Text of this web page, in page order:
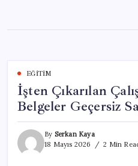
content
EĞITIM
İşten Çıkarılan
Belgeler Geçersiz
By Serkan Kaya
18 Mayıs 2026
2 Min